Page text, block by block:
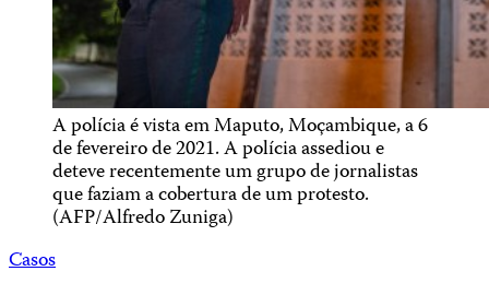
A polícia é vista em Maputo, Moçambique, a 6
de fevereiro de 2021. A polícia assediou e
deteve recentemente um grupo de jornalistas
que faziam a cobertura de um protesto.
(AFP/Alfredo Zuniga)
Casos